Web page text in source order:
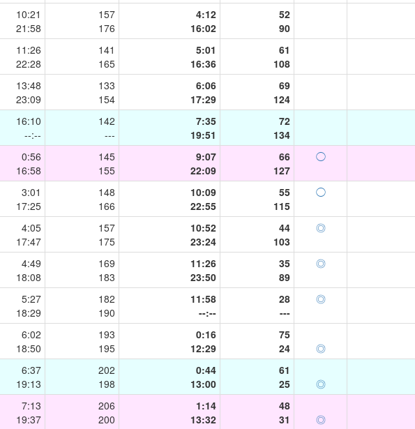
10:21
21:58
157
176
4:12
16:02
52
90
11:26
22:28
141
165
5:01
16:36
61
108
13:48
23:09
133
154
6:06
17:29
69
124
16:10
--:--
142
---
7:35
19:51
72
134
0:56
16:58
145
155
9:07
22:09
66
127
◯
3:01
17:25
148
166
10:09
22:55
55
115
◯
4:05
17:47
157
175
10:52
23:24
44
103
◎
4:49
18:08
169
183
11:26
23:50
35
89
◎
5:27
18:29
182
190
11:58
--:--
28
---
◎
6:02
18:50
193
195
0:16
12:29
75
24
◎
6:37
19:13
202
198
0:44
13:00
61
25
◎
7:13
19:37
206
200
1:14
13:32
48
31
◎